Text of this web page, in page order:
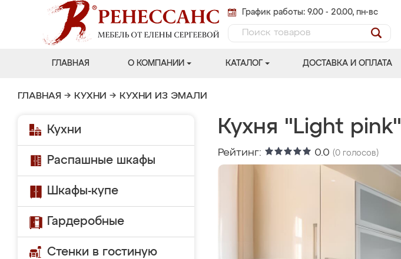
График работы: 9.00 - 20.00, пн-вс
ГЛАВНАЯ О КОМПАНИИ КАТАЛОГ ДОСТАВКА И ОПЛАТА
ГЛАВНАЯ → КУХНИ → КУХНИ ИЗ ЭМАЛИ
Кухни
Распашные шкафы
Шкафы-купе
Гардеробные
Стенки в гостиную
Кухня "Light pink"
Рейтинг: 0.0 (0 голосов)